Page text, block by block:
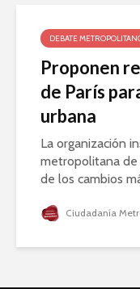
DEBATE
Proponen
de París
urbana
La organización
metropolitana de
de los cambios
Ciudadanía